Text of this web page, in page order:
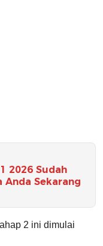
2026 Sudah
Anda Sekarang
2 ini dimulai